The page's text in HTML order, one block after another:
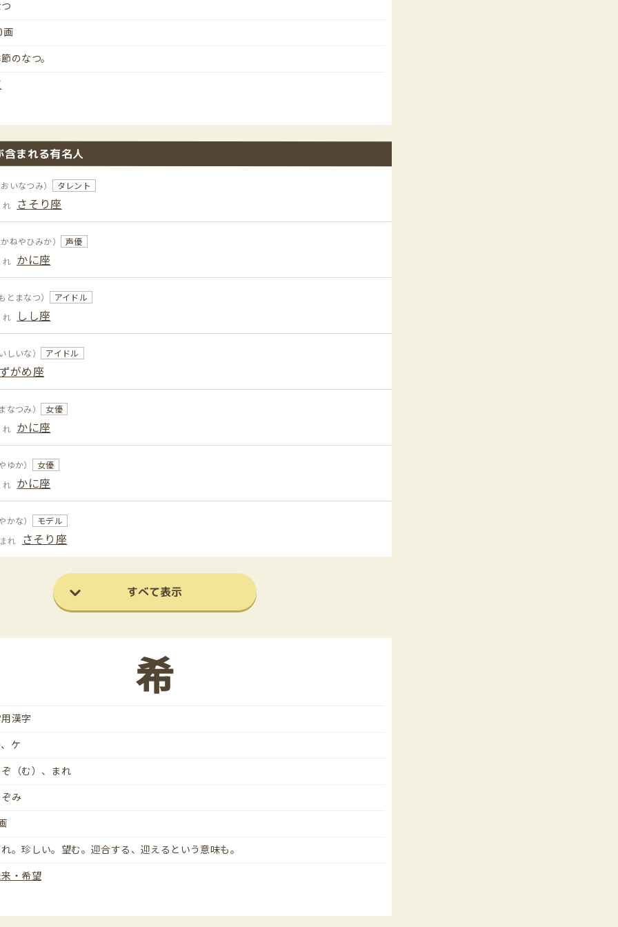
画
のなつ。
まれる有名人
いなつみ） タレント
れ さそり座
ねやひみか） 声優
れ かに座
とまなつ） アイドル
れ しし座
しいな） アイドル
がめ座
なつみ） 女優
れ かに座
ゆか） 女優
れ かに座
かな） モデル
れ さそり座
すべて表示
希
漢字
ケ
（む）、まれ
み
。珍しい。望む。迎合する、迎えるという意味も。
・希望